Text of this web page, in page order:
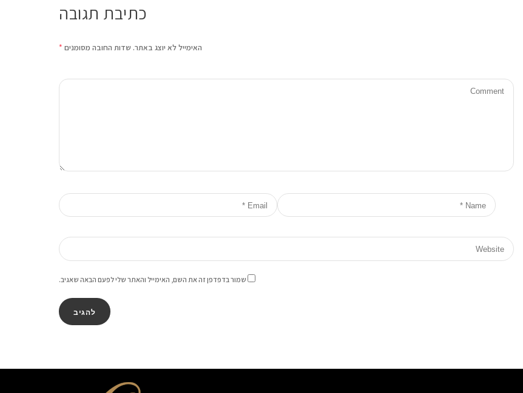
כתיבת תגובה
האימייל לא יוצג באתר. שדות החובה מסומנים *
שמור בדפדפן זה את השם, האימייל והאתר שלי לפעם הבאה שאגיב.